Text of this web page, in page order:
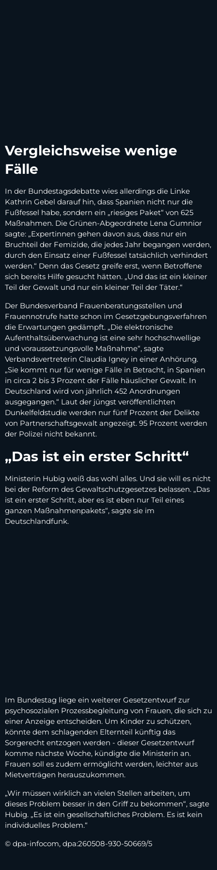
Vergleichsweise wenige
Fälle
In der Bundestagsdebatte wies allerdings die Linke
Kathrin Gebel darauf hin, dass Spanien nicht nur die
Fußfessel habe, sondern ein „riesiges Paket“ von 625
Maßnahmen. Die Grünen-Abgeordnete Lena Gumnior
sagte: „Expertinnen gehen davon aus, dass nur ein
Bruchteil der Femizide, die jedes Jahr begangen werden,
durch den Einsatz einer Fußfessel tatsächlich verhindert
werden.“ Denn das Gesetz greife erst, wenn Betroffene
sich bereits Hilfe gesucht hätten. „Und das ist ein kleiner
Teil der Gewalt und nur ein kleiner Teil der Täter.“
Der Bundesverband Frauenberatungsstellen und
Frauennotrufe hatte schon im Gesetzgebungsverfahren
die Erwartungen gedämpft. „Die elektronische
Aufenthaltsüberwachung ist eine sehr hochschwellige
und voraussetzungsvolle Maßnahme“, sagte
Verbandsvertreterin Claudia Igney in einer Anhörung.
„Sie kommt nur für wenige Fälle in Betracht, in Spanien
in circa 2 bis 3 Prozent der Fälle häuslicher Gewalt. In
Deutschland wird von jährlich 452 Anordnungen
ausgegangen.“ Laut der jüngst veröffentlichten
Dunkelfeldstudie werden nur fünf Prozent der Delikte
von Partnerschaftsgewalt angezeigt. 95 Prozent werden
der Polizei nicht bekannt.
„Das ist ein erster Schritt“
Ministerin Hubig weiß das wohl alles. Und sie will es nicht
bei der Reform des Gewaltschutzgesetzes belassen. „Das
ist ein erster Schritt, aber es ist eben nur Teil eines
ganzen Maßnahmenpakets“, sagte sie im
Deutschlandfunk.
Im Bundestag liege ein weiterer Gesetzentwurf zur
psychosozialen Prozessbegleitung von Frauen, die sich zu
einer Anzeige entscheiden. Um Kinder zu schützen,
könnte dem schlagenden Elternteil künftig das
Sorgerecht entzogen werden - dieser Gesetzentwurf
komme nächste Woche, kündigte die Ministerin an.
Frauen soll es zudem ermöglicht werden, leichter aus
Mietverträgen herauszukommen.
„Wir müssen wirklich an vielen Stellen arbeiten, um
dieses Problem besser in den Griff zu bekommen“, sagte
Hubig. „Es ist ein gesellschaftliches Problem. Es ist kein
individuelles Problem.“
© dpa-infocom, dpa:260508-930-50669/5